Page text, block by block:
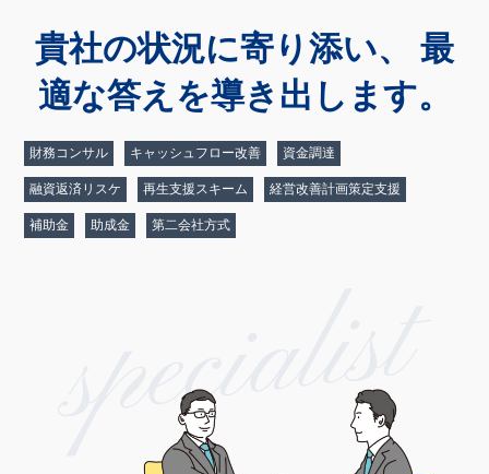
貴社の状況に寄り添い、 最
適な答えを導き出します。
財務コンサル キャッシュフロー改善 資金調達
融資返済リスケ 再生支援スキーム 経営改善計画策定支援
補助金 助成金 第二会社方式